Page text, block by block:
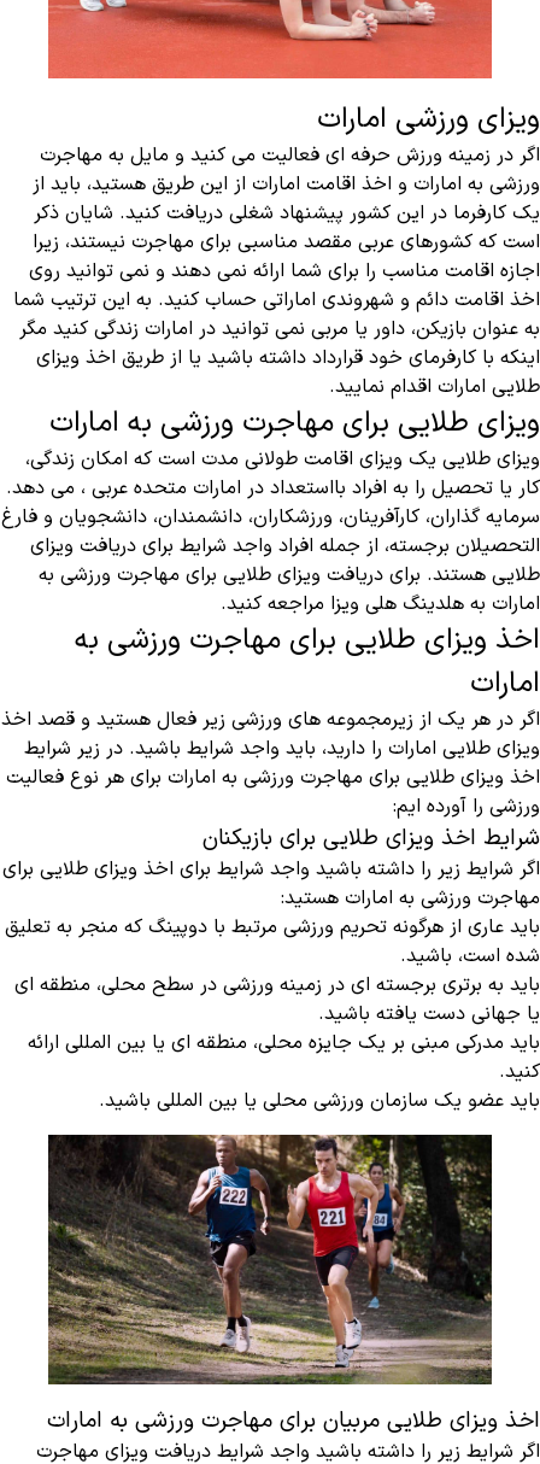
ویزای ورزشی امارات
اگر در زمینه ورزش حرفه ای فعالیت می کنید و مایل به مهاجرت
ورزشی به امارات و اخذ اقامت امارات از این طریق هستید، باید از
یک کارفرما در این کشور پیشنهاد شغلی دریافت کنید. شایان ذکر
است که کشورهای عربی مقصد مناسبی برای مهاجرت نیستند، زیرا
اجازه اقامت مناسب را برای شما ارائه نمی دهند و نمی توانید روی
اخذ اقامت دائم و شهروندی اماراتی حساب کنید. به این ترتیب شما
به عنوان بازیکن، داور یا مربی نمی توانید در امارات زندگی کنید مگر
اینکه با کارفرمای خود قرارداد داشته باشید یا از طریق اخذ ویزای
طلایی امارات اقدام نمایید.
ویزای طلایی برای مهاجرت ورزشی به امارات
ویزای طلایی یک ویزای اقامت طولانی مدت است که امکان زندگی،
کار یا تحصیل را به افراد بااستعداد در امارات متحده عربی ، می دهد.
سرمایه گذاران، کارآفرینان، ورزشکاران، دانشمندان، دانشجویان و فارغ
التحصیلان برجسته، از جمله افراد واجد شرایط برای دریافت ویزای
طلایی هستند. برای دریافت ویزای طلایی برای مهاجرت ورزشی به
امارات به هلدینگ هلی ویزا مراجعه کنید.
اخذ ویزای طلایی برای مهاجرت ورزشی به
امارات
اگر در هر یک از زیرمجموعه های ورزشی زیر فعال هستید و قصد اخذ
ویزای طلایی امارات را دارید، باید واجد شرایط باشید. در زیر شرایط
اخذ ویزای طلایی برای مهاجرت ورزشی به امارات برای هر نوع فعالیت
ورزشی را آورده ایم:
شرایط اخذ ویزای طلایی برای بازیکنان
اگر شرایط زیر را داشته باشید واجد شرایط برای اخذ ویزای طلایی برای
مهاجرت ورزشی به امارات هستید:
باید عاری از هرگونه تحریم ورزشی مرتبط با دوپینگ که منجر به تعلیق
شده است، باشید.
باید به برتری برجسته ای در زمینه ورزشی در سطح محلی، منطقه ای
یا جهانی دست یافته باشید.
باید مدرکی مبنی بر یک جایزه محلی، منطقه ای یا بین المللی ارائه
کنید.
باید عضو یک سازمان ورزشی محلی یا بین المللی باشید.
اخذ ویزای طلایی مربیان برای مهاجرت ورزشی به امارات
اگر شرایط زیر را داشته باشید واجد شرایط دریافت ویزای مهاجرت